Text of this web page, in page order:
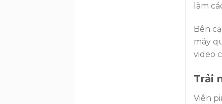
làm
Bên
máy
video
Trải
Viên